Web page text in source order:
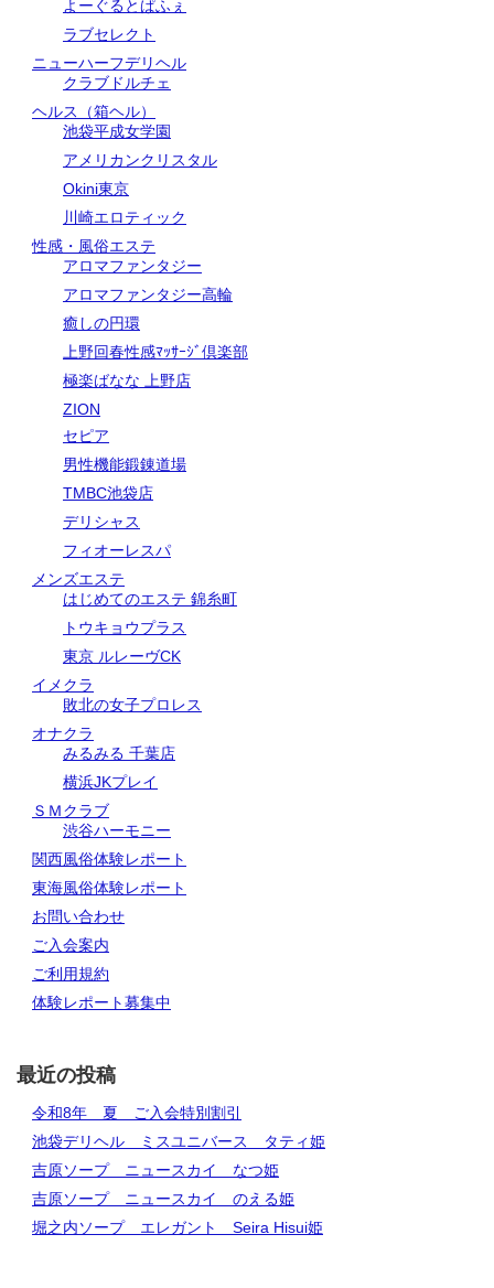
よーぐるとぱふぇ
ラブセレクト
ニューハーフデリヘル
クラブドルチェ
ヘルス（箱ヘル）
池袋平成女学園
アメリカンクリスタル
Okini東京
川崎エロティック
性感・風俗エステ
アロマファンタジー
アロマファンタジー高輪
癒しの円環
上野回春性感ﾏｯｻｰｼﾞ倶楽部
極楽ばなな 上野店
ZION
セピア
男性機能鍛錬道場
TMBC池袋店
デリシャス
フィオーレスパ
メンズエステ
はじめてのエステ 錦糸町
トウキョウプラス
東京 ルレーヴCK
イメクラ
敗北の女子プロレス
オナクラ
みるみる 千葉店
横浜JKプレイ
ＳＭクラブ
渋谷ハーモニー
関西風俗体験レポート
東海風俗体験レポート
お問い合わせ
ご入会案内
ご利用規約
体験レポート募集中
最近の投稿
令和8年 夏 ご入会特別割引
池袋デリヘル ミスユニバース タティ姫
吉原ソープ ニュースカイ なつ姫
吉原ソープ ニュースカイ のえる姫
堀之内ソープ エレガント Seira Hisui姫